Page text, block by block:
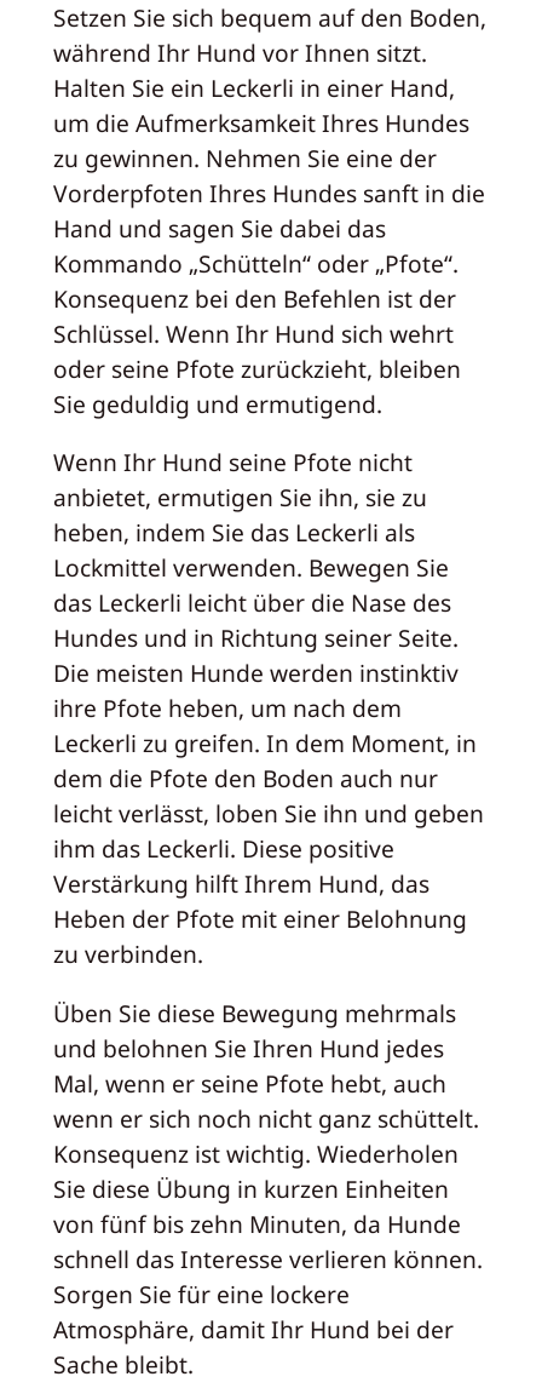
Setzen Sie sich bequem auf den Boden,
während Ihr Hund vor Ihnen sitzt.
Halten Sie ein Leckerli in einer Hand,
um die Aufmerksamkeit Ihres Hundes
zu gewinnen. Nehmen Sie eine der
Vorderpfoten Ihres Hundes sanft in die
Hand und sagen Sie dabei das
Kommando „Schütteln“ oder „Pfote“.
Konsequenz bei den Befehlen ist der
Schlüssel. Wenn Ihr Hund sich wehrt
oder seine Pfote zurückzieht, bleiben
Sie geduldig und ermutigend.
Wenn Ihr Hund seine Pfote nicht
anbietet, ermutigen Sie ihn, sie zu
heben, indem Sie das Leckerli als
Lockmittel verwenden. Bewegen Sie
das Leckerli leicht über die Nase des
Hundes und in Richtung seiner Seite.
Die meisten Hunde werden instinktiv
ihre Pfote heben, um nach dem
Leckerli zu greifen. In dem Moment, in
dem die Pfote den Boden auch nur
leicht verlässt, loben Sie ihn und geben
ihm das Leckerli. Diese positive
Verstärkung hilft Ihrem Hund, das
Heben der Pfote mit einer Belohnung
zu verbinden.
Üben Sie diese Bewegung mehrmals
und belohnen Sie Ihren Hund jedes
Mal, wenn er seine Pfote hebt, auch
wenn er sich noch nicht ganz schüttelt.
Konsequenz ist wichtig. Wiederholen
Sie diese Übung in kurzen Einheiten
von fünf bis zehn Minuten, da Hunde
schnell das Interesse verlieren können.
Sorgen Sie für eine lockere
Atmosphäre, damit Ihr Hund bei der
Sache bleibt.